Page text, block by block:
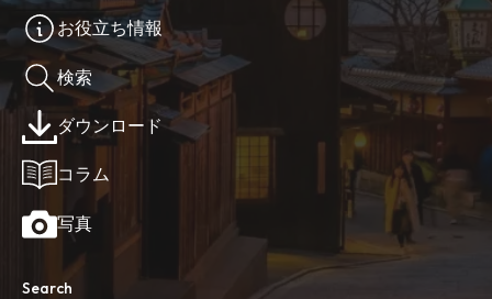
お役立ち情報
検索
ダウンロード
コラム
写真
Search